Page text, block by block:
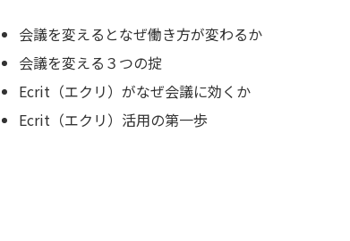
会議を変えるとなぜ働き方が変わるか
会議を変える３つの掟
Ecrit（エクリ）がなぜ会議に効くか
Ecrit（エクリ）活用の第一歩